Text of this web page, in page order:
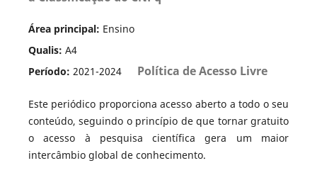
Área principal: Ensino
Qualis: A4
Período: 2021-2024 Política de Acesso Livre
Este periódico proporciona acesso aberto a todo o seu
conteúdo, seguindo o princípio de que tornar gratuito
o acesso à pesquisa científica gera um maior
intercâmbio global de conhecimento.